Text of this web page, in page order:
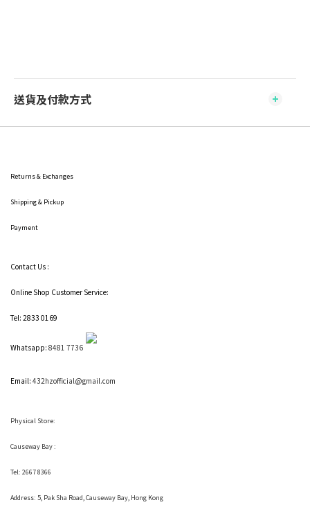
送貨及付款方式
Returns & Exchanges
Shipping& Pickup
Payment
Contact Us :
Online Shop Customer Service:
Tel: 2833 0169
Whatsapp: 8481 7736
Email: 432hzofficial@gmail.com
Physical Store:
Causeway Bay :
Tel: 2667 8366
Address: 5, Pak Sha Road, Causeway Bay, Hong Kong